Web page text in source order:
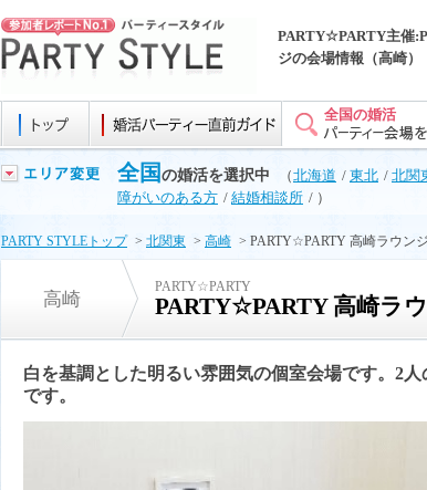
PARTY☆PARTY主催
ジの会場情報（高崎）
全国の婚活
全国 の婚活を選択中 （北海道 / 東北 / 北関
障がいのある方 / 結婚相談所 / ）
PARTY STYLEトップ > 北関東 > 高崎 > PARTY☆PARTY 高崎ラウンジ
高崎
PARTY☆PARTY
PARTY☆PARTY 高崎ラ
白を基調とした明るい雰囲気の個室会場です。2
です。